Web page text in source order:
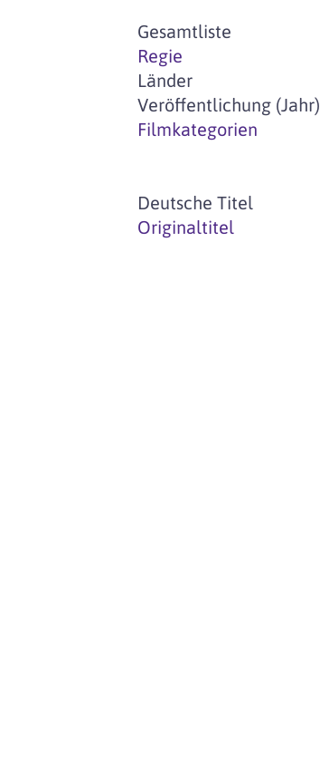
Gesamtliste
Regie
Länder
Veröffentlichung (Jahr)
Filmkategorien
Deutsche Titel
Originaltitel